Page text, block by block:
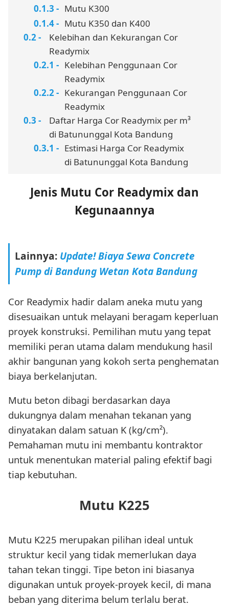
Mutu K300
Mutu K350 dan K400
Kelebihan dan Kekurangan Cor
Readymix
Kelebihan Penggunaan Cor
Readymix
Kekurangan Penggunaan Cor
Readymix
Daftar Harga Cor Readymix per m³
di Batununggal Kota Bandung
Estimasi Harga Cor Readymix
di Batununggal Kota Bandung
Jenis Mutu Cor Readymix dan
Kegunaannya
Lainnya: Update! Biaya Sewa Concrete
Pump di Bandung Wetan Kota Bandung
Cor Readymix hadir dalam aneka mutu yang
disesuaikan untuk melayani beragam keperluan
proyek konstruksi. Pemilihan mutu yang tepat
memiliki peran utama dalam mendukung hasil
akhir bangunan yang kokoh serta penghematan
biaya berkelanjutan.
Mutu beton dibagi berdasarkan daya
dukungnya dalam menahan tekanan yang
dinyatakan dalam satuan K (kg/cm²).
Pemahaman mutu ini membantu kontraktor
untuk menentukan material paling efektif bagi
tiap kebutuhan.
Mutu K225
Mutu K225 merupakan pilihan ideal untuk
struktur kecil yang tidak memerlukan daya
tahan tekan tinggi. Tipe beton ini biasanya
digunakan untuk proyek-proyek kecil, di mana
beban yang diterima belum terlalu berat.